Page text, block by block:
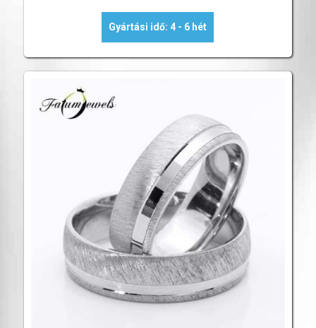
Gyártási idő: 4 - 6 hét